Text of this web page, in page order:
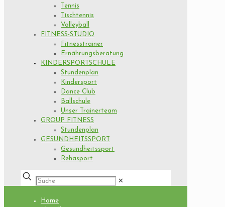
Tennis
Tischtennis
Volleyball
FITNESS-STUDIO
Fitnesstrainer
Ernährungsberatung
KINDERSPORTSCHULE
Stundenplan
Kindersport
Dance Club
Ballschule
Unser Trainerteam
GROUP FITNESS
Stundenplan
GESUNDHEITSSPORT
Gesundheitssport
Rehasport
✕
Home